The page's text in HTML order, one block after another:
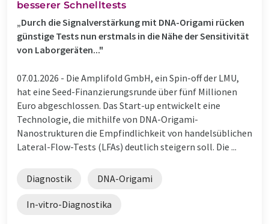
besserer Schnelltests
„Durch die Signalverstärkung mit DNA-Origami rücken
günstige Tests nun erstmals in die Nähe der Sensitivität
von Laborgeräten..."
07.01.2026 - Die Amplifold GmbH, ein Spin-off der LMU,
hat eine Seed-Finanzierungsrunde über fünf Millionen
Euro abgeschlossen. Das Start-up entwickelt eine
Technologie, die mithilfe von DNA-Origami-
Nanostrukturen die Empfindlichkeit von handelsüblichen
Lateral-Flow-Tests (LFAs) deutlich steigern soll. Die ...
Diagnostik DNA-Origami
In-vitro-Diagnostika